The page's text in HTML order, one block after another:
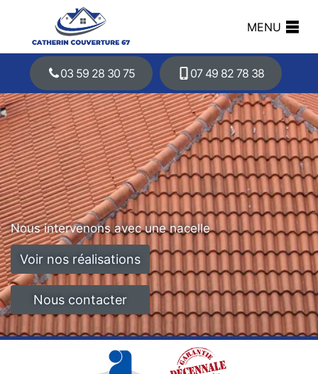
MENU
03 59 28 30 75 07 49 82 78 38
Nous intervenons avec une nacelle
Voir nos réalisations
Nous contacter